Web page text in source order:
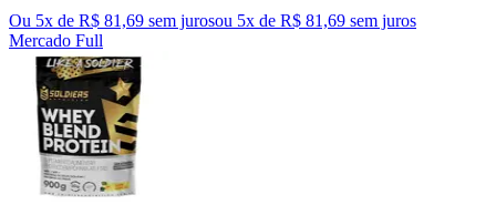
Ou 5x de R$ 81,69 sem jurosou 5x de R$ 81,69 sem juros
Mercado Full